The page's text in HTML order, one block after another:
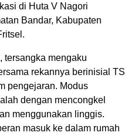
di Huta V Nagori
Bandar, Kabupaten
tersangka mengaku
rekannya berinisial TS
pengejaran. Modus
dengan mencongkel
menggunakan linggis.
masuk ke dalam rumah